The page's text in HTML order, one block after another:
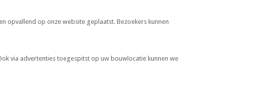
opvallend op onze website geplaatst. Bezoekers kunnen
via advertenties toegespitst op uw bouwlocatie kunnen we